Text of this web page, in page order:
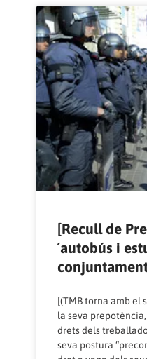
[Recull de
´autobús i
[(TMB torna amb el
la seva
drets dels
seva postura